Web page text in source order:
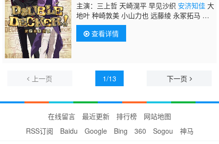
主演：三上哲 天崎滉平 早见沙织 安济知佳大
地叶 种崎敦美 小山力也 远藤绫 永冢拓马 矶
边万沙子 小山刚志 藤原祐规 浪川大辅 青山
穰 玄田哲章 上田燿司
查看详情
上一页 1/13 下一页
在线留言 最近更新 排行榜
网站地图
RSS订阅
Baidu Google Bing 360 Sogou 神马